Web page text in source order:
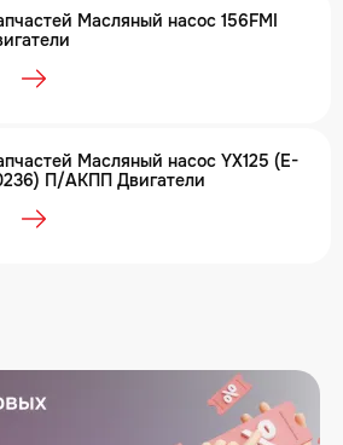
Масляный насос 156FMI
Масляный насос YX125 (E-
П/АКПП Двигатели